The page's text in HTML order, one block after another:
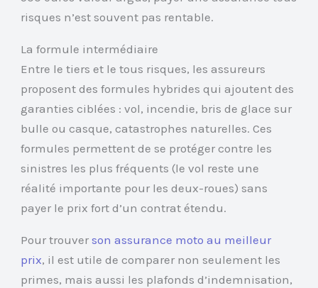
risques n’est souvent pas rentable.
La formule intermédiaire
Entre le tiers et le tous risques, les assureurs
proposent des formules hybrides qui ajoutent des
garanties ciblées : vol, incendie, bris de glace sur
bulle ou casque, catastrophes naturelles. Ces
formules permettent de se protéger contre les
sinistres les plus fréquents (le vol reste une
réalité importante pour les deux-roues) sans
payer le prix fort d’un contrat étendu.
Pour trouver son assurance moto au meilleur
prix, il est utile de comparer non seulement les
primes, mais aussi les plafonds d’indemnisation,